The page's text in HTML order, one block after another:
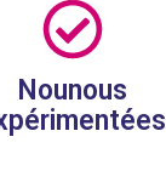
Nounous